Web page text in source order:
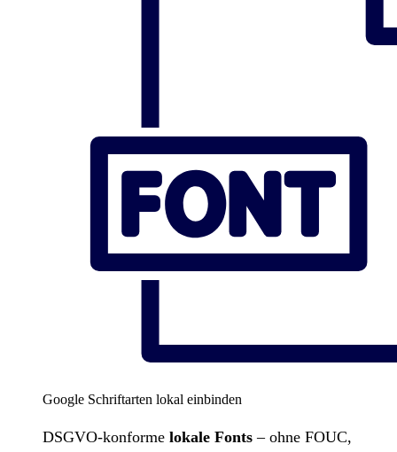
Google Schriftarten lokal einbinden
DSGVO-konforme lokale Fonts – ohne FOUC,